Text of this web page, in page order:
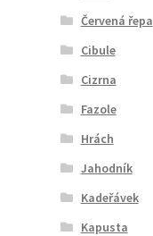
Červená řepa
Cibule
Cizrna
Fazole
Hrách
Jahodník
Kadeřávek
Kapusta